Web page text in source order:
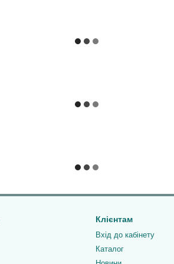
Клієнтам
Вхід до кабінету
Каталог